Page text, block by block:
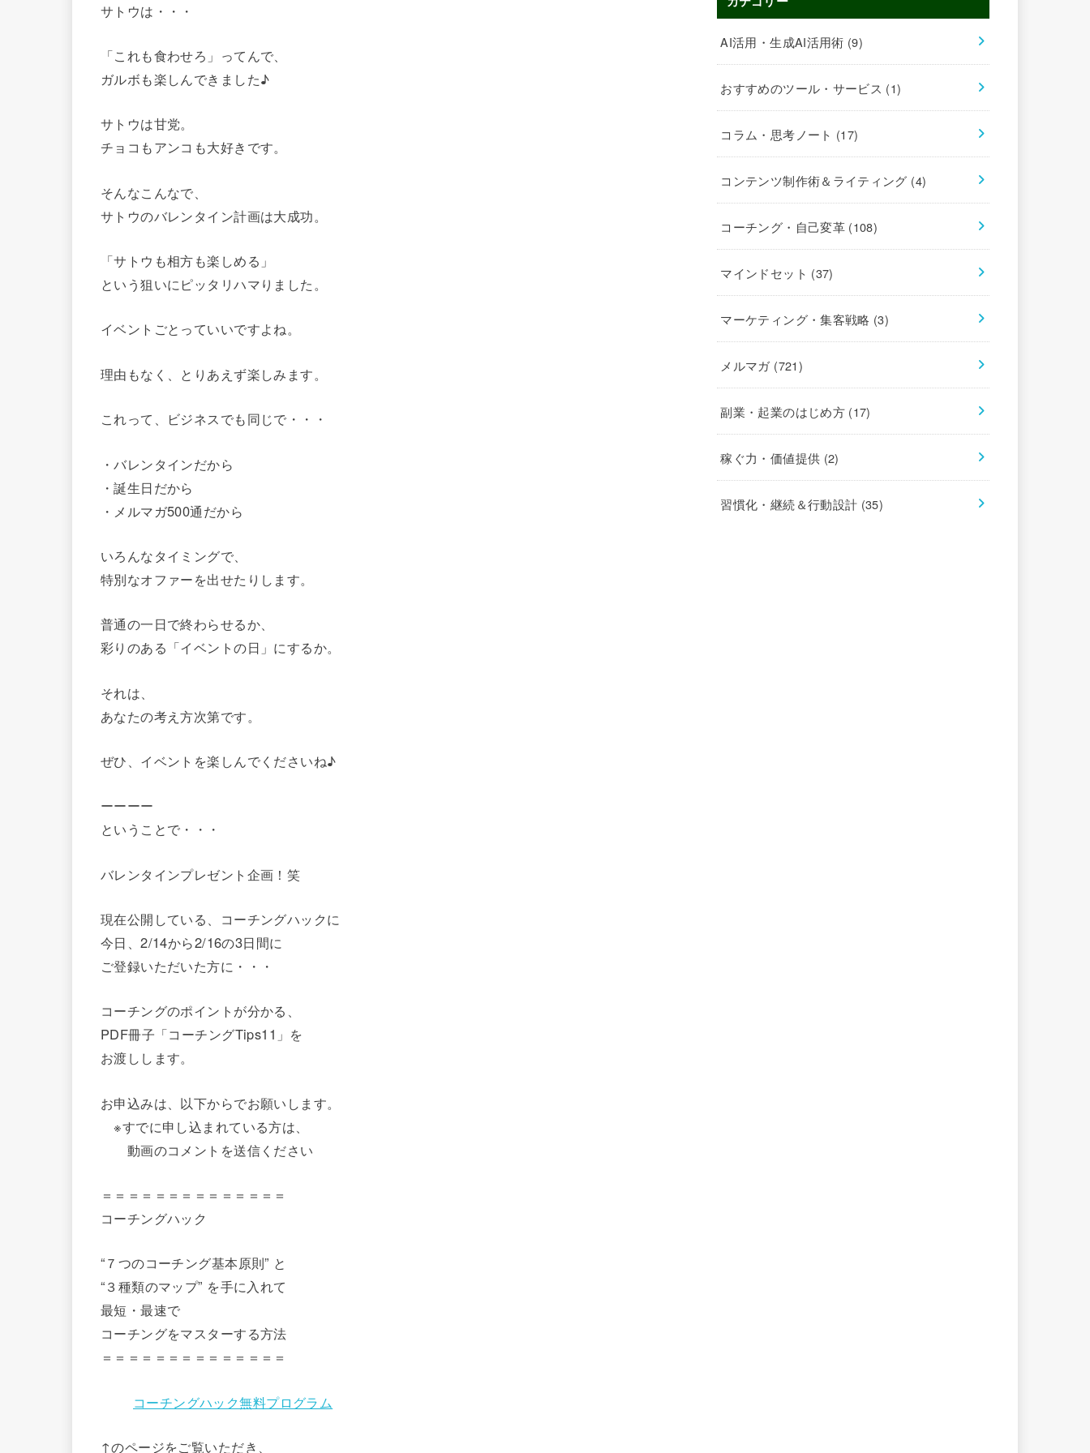
サトウは・・・
「これも食わせろ」ってんで、
ガルボも楽しんできました♪
サトウは甘党。
チョコもアンコも大好きです。
そんなこんなで、
サトウのバレンタイン計画は大成功。
「サトウも相方も楽しめる」
という狙いにピッタリハマりました。
イベントごとっていいですよね。
理由もなく、とりあえず楽しみます。
これって、ビジネスでも同じで・・・
・バレンタインだから
・誕生日だから
・メルマガ500通だから
いろんなタイミングで、
特別なオファーを出せたりします。
普通の一日で終わらせるか、
彩りのある「イベントの日」にするか。
それは、
あなたの考え方次第です。
ぜひ、イベントを楽しんでくださいね♪
ーーーー
ということで・・・
バレンタインプレゼント企画！笑
現在公開している、コーチングハックに
今日、2/14から2/16の3日間に
ご登録いただいた方に・・・
コーチングのポイントが分かる、
PDF冊子「コーチングTips11」を
お渡しします。
お申込みは、以下からでお願いします。
※すでに申し込まれている方は、
動画のコメントを送信ください
＝＝＝＝＝＝＝＝＝＝＝＝＝＝
コーチングハック
“７つのコーチング基本原則” と
“３種類のマップ” を手に入れて
最短・最速で
コーチングをマスターする方法
＝＝＝＝＝＝＝＝＝＝＝＝＝＝
コーチングハック無料プログラム
↑のページをご覧いただき、
AI活用・生成AI活用術 (9)
おすすめのツール・サービス (1)
コラム・思考ノート (17)
コンテンツ制作術＆ライティング (4)
コーチング・自己変革 (108)
マインドセット (37)
マーケティング・集客戦略 (3)
メルマガ (721)
副業・起業のはじめ方 (17)
稼ぐ力・価値提供 (2)
習慣化・継続＆行動設計 (35)